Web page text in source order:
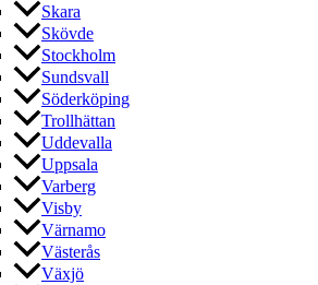
Skara
Skövde
Stockholm
Sundsvall
Söderköping
Trollhättan
Uddevalla
Uppsala
Varberg
Visby
Värnamo
Västerås
Växjö